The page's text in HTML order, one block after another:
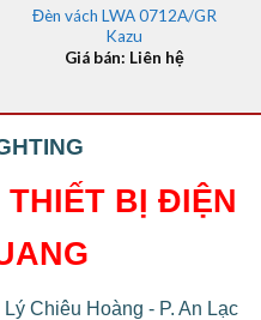
Đèn vách LWA 0712A/GR
Kazu
Giá bán: Liên hệ
THIẾT BỊ ĐIỆN
Chiêu Hoàng - P. An Lạc